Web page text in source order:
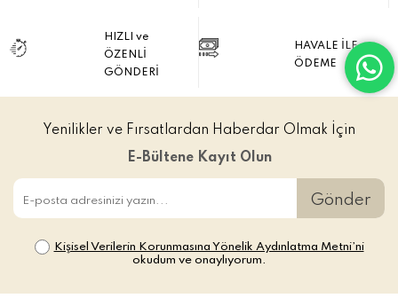
HIZLI ve
ÖZENLİ
GÖNDERİ
HAVALE İLE
ÖDEME
Yenilikler ve Fırsatlardan Haberdar Olmak İçin
E-Bültene Kayıt Olun
Gönder
Kişisel Verilerin Korunmasına Yönelik Aydınlatma Metni’ni
okudum ve onaylıyorum.